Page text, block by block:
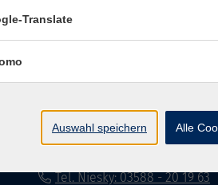
info@vhs-dle.de
Tel. Löbau: 03585 - 41 77 442
Tel. Zittau: 03585 - 41 77 448
Tel. Niesky: 03588 - 20 19 63
Translate
Auswahl speichern Alle